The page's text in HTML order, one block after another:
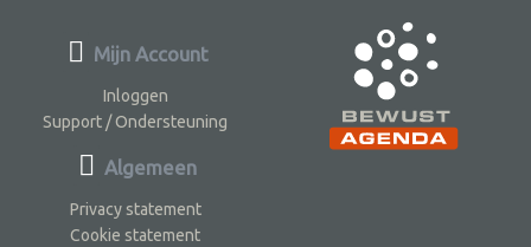
Mijn Account
Inloggen
Support / Ondersteuning
Algemeen
Privacy statement
Cookie statement